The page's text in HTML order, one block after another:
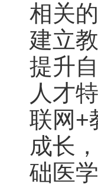
相关
建立
提升
人才
联网+
成长
础医